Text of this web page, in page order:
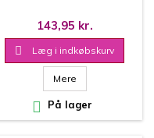
143,95 kr.
 Læg i indkøbskurv
Mere
 På lager